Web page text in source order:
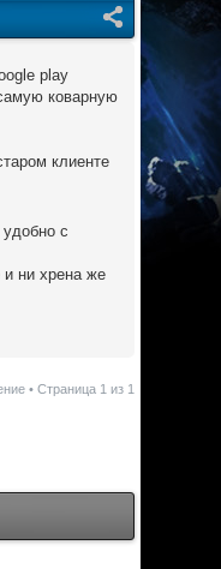
play
коварную
клиенте
с
и ни хрена же
• Страница 1 из 1